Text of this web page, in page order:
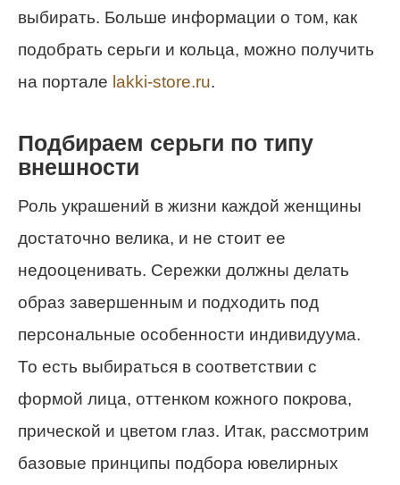
выбирать. Больше информации о том, как
подобрать серьги и кольца, можно получить
на портале lakki-store.ru.
Подбираем серьги по типу
внешности
Роль украшений в жизни каждой женщины
достаточно велика, и не стоит ее
недооценивать. Сережки должны делать
образ завершенным и подходить под
персональные особенности индивидуума.
То есть выбираться в соответствии с
формой лица, оттенком кожного покрова,
прической и цветом глаз. Итак, рассмотрим
базовые принципы подбора ювелирных